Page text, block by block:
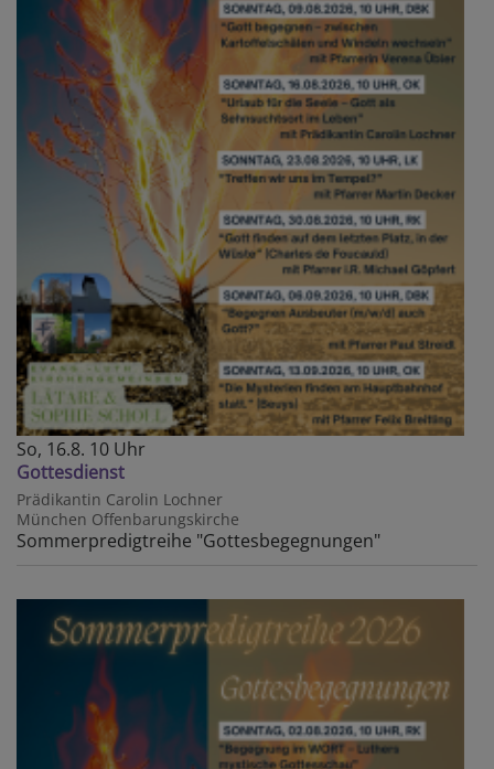
So, 16.8. 10 Uhr
Gottesdienst
Prädikantin Carolin Lochner
München Offenbarungskirche
Sommerpredigtreihe "Gottesbegegnungen"